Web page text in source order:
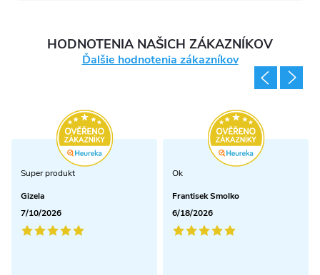
HODNOTENIA NAŠICH ZÁKAZNÍKOV
Ďalšie hodnotenia zákazníkov
Super produkt
Gizela
7/10/2026
Ok
Frantisek Smolko
6/18/2026